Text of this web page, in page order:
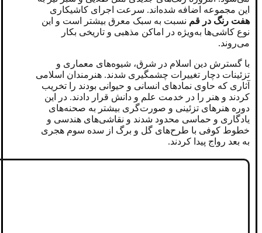
این مجموعه اضافه شده‌اند. سرعت اجرای کاشیکاری
هفت رنگ در قم نسبت به سبک معرق بیشتر است و این
نوع کاشی‌ها به‌ویژه در اماکن مذهبی و تاریخی بکار
می‌روند.
با گسترش دین اسلام در شرق، شیوه‌های معماری و
تزئینات دچار تغییرات چشمگیری شدند. هنرمندان اسلامی
آثاری که حاوی نمادهای انسانی و حیوانی بودند را تخریب
کردند و هنر را در خدمت علم و دانش قرار دادند. در این
دوره هنرهای تزئینی و صورت‌گری بیشتر به صحنه‌های
یادگاری و حماسی محدود شدند و نقاشی‌های هندسی و
خطوط کوفی با طرح‌های گل و برگ از سده سوم هجری
به بعد رواج پیدا کردند.